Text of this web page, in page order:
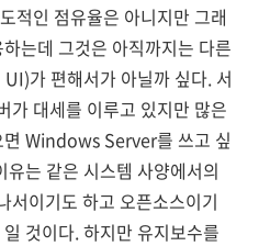
적인 점유율은 아니지만 그래
는데 그것은 아직까지는 다른
가 편해서가 아닐까 싶다. 서
대세를 이루고 있지만 많은
면 Windows Server를 쓰고 싶
는 같은 시스템 사양에서의
서이기도 하고 오픈소스이기
것이다. 하지만 유지보수를